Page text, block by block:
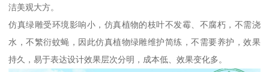
洁美观大方。
仿真绿雕受环境影响小，仿真植物的枝叶不发霉、不腐朽，不需浇
水，不繁衍蚊蝇，因此仿真植物绿雕维护简练，不需要养护，效果
持久，易于表达设计效果层次分明，成本低、效果变化多。